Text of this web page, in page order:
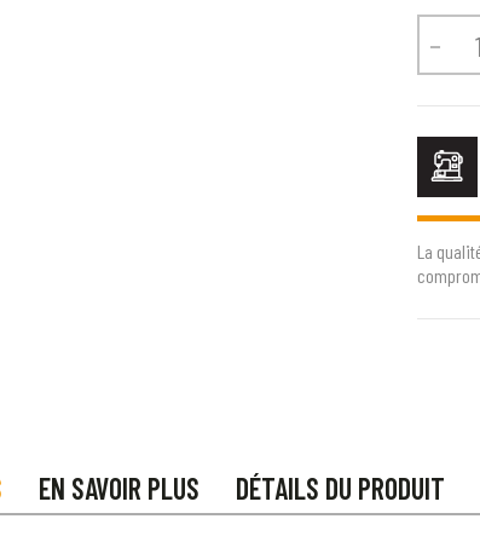

La
EN SAVOIR PLUS DÉTAILS DU PRODUIT